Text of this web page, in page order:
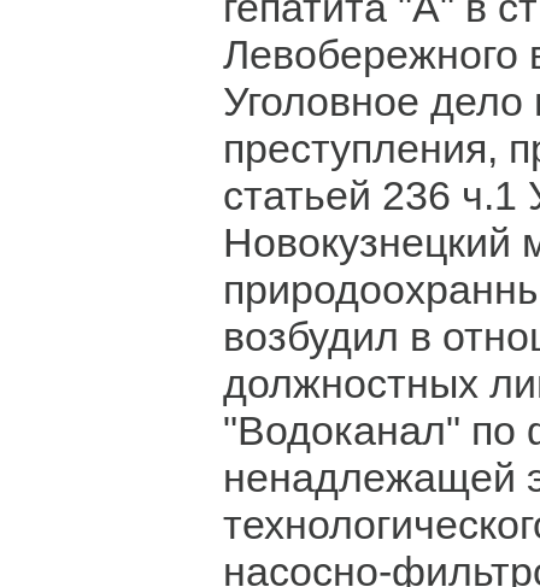
Левобережного
Уголовное дело
преступления,
статьей 236
Новокузнецкий
возбудил в
должностных
"Водоканал" по
ненадлежащей
насосно-